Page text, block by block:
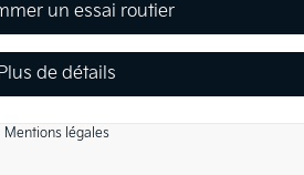
un essai routier
de détails
Mentions légales